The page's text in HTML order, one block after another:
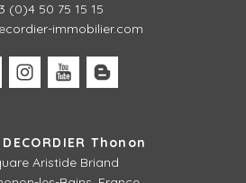
(0)4 50 75 15 15
immobilier.com
Thonon
Aristide Briand